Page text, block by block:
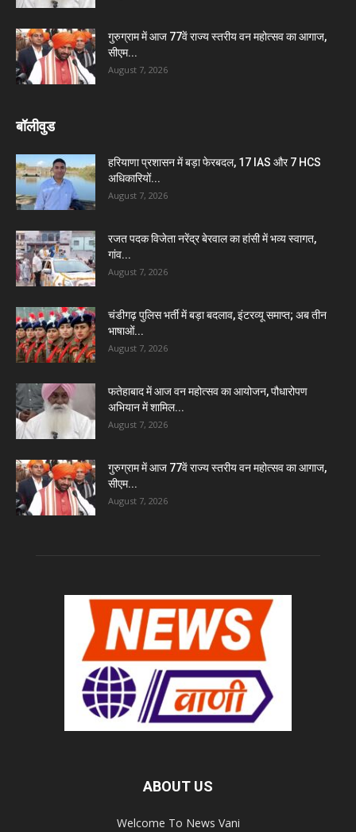
गुरुग्राम में आज 77वें राज्य स्तरीय वन महोत्सव का आगाज,
सीएम...
August 7, 2026
बॉलीवुड
हरियाणा प्रशासन में बड़ा फेरबदल, 17 IAS और 7 HCS
अधिकारियों...
August 7, 2026
रजत पदक विजेता नरेंद्र बेरवाल का हांसी में भव्य स्वागत,
गांव...
August 7, 2026
चंडीगढ़ पुलिस भर्ती में बड़ा बदलाव, इंटरव्यू समाप्त; अब तीन
भाषाओं...
August 7, 2026
फतेहाबाद में आज वन महोत्सव का आयोजन, पौधारोपण
अभियान में शामिल...
August 7, 2026
गुरुग्राम में आज 77वें राज्य स्तरीय वन महोत्सव का आगाज,
सीएम...
August 7, 2026
ABOUT US
Welcome To News Vani